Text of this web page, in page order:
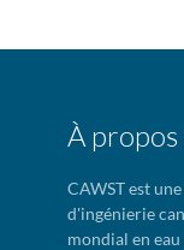
À
CAWST est
d'ingénierie
mondial en